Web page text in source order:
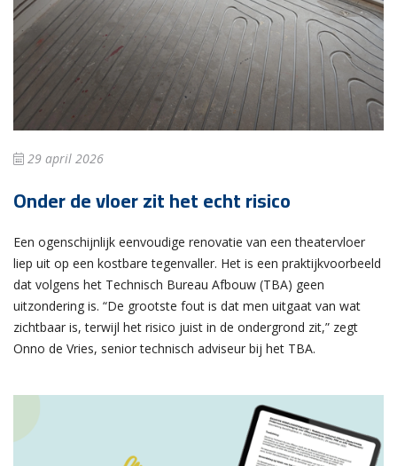
29 april 2026
Onder de vloer zit het echt risico
Een ogenschijnlijk eenvoudige renovatie van een theatervloer
liep uit op een kostbare tegenvaller. Het is een praktijkvoorbeeld
dat volgens het Technisch Bureau Afbouw (TBA) geen
uitzondering is. “De grootste fout is dat men uitgaat van wat
zichtbaar is, terwijl het risico juist in de ondergrond zit,” zegt
Onno de Vries, senior technisch adviseur bij het TBA.